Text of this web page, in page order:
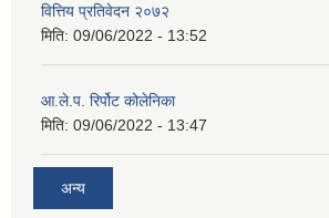
वित्तिय प्रतिवेदन २०७२
मिति: 09/06/2022 - 13:52
आ.ले.प. रिर्पोट कोलेनिका
मिति: 09/06/2022 - 13:47
अन्य